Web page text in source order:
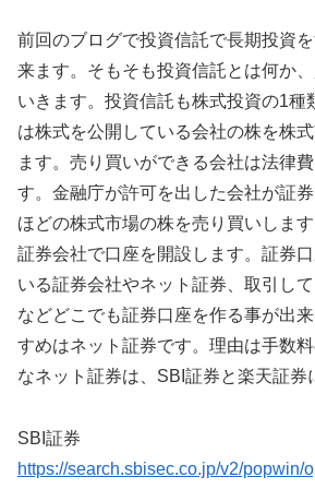
前回のブログで投資信託で長期投資
来ます。そもそも投資信託とは何か
いきます。投資信託も株式投資の1種
は株式を公開している会社の株を株
ます。売り買いができる会社は法律
す。金融庁が許可を出した会社が証
ほどの株式市場の株を売り買いしま
証券会社で口座を開設します。証券
いる証券会社やネット証券、取引し
などどこでも証券口座を作る事が出
すめはネット証券です。理由は手数
なネット証券は、SBI証券と楽天証券
SBI証券
https://search.sbisec.co.jp/v2/popwin/